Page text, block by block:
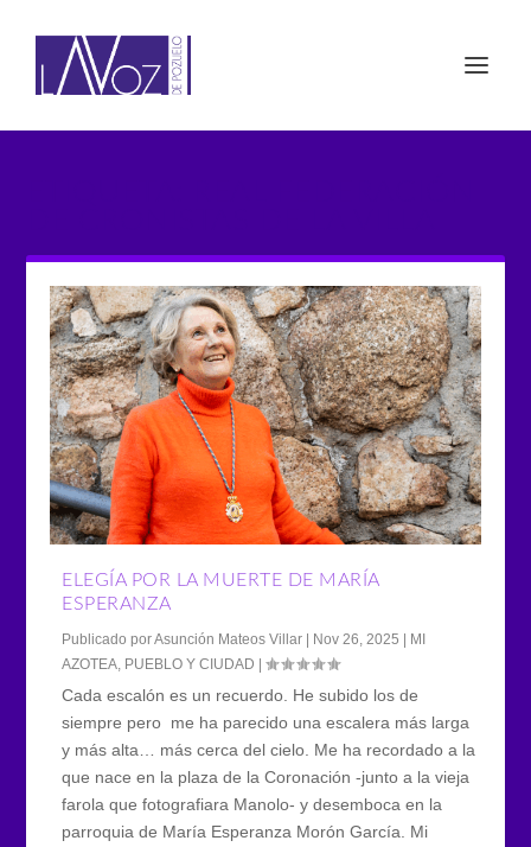
ELEGÍA POR LA MUERTE DE MARÍA
ESPERANZA
Publicado porAsunción Mateos Villar | Nov 26, 2025 | MI
AZOTEA PUEBLO Y CIUDAD |
Cada escalón es un recuerdo. He subido los de
siempre pero me ha parecido una escalera más larga
y más alta… más cerca del cielo. Me ha recordado a la
que nace en la plaza de la Coronación -junto a la vieja
farola que fotografiara Manolo- y desemboca en la
parroquia de María Esperanza Morón García. Mi